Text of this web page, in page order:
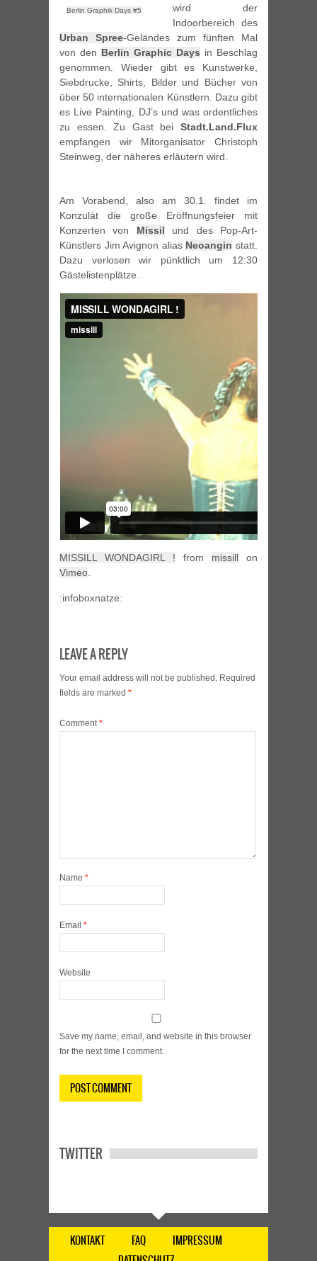
Berlin Graphik Days #5
wird der
Indoorbereich des
Urban Spree-Geländes zum fünften Mal
von den Berlin Graphic Days in Beschlag
genommen. Wieder gibt es Kunstwerke,
Siebdrucke, Shirts, Bilder und Bücher von
über 50 internationalen Künstlern. Dazu gibt
es Live Painting, DJ’s und was ordentliches
zu essen. Zu Gast bei Stadt.Land.Flux
empfangen wir Mitorganisator Christoph
Steinweg, der näheres erläutern wird.
Am Vorabend, also am 30.1. findet im
Konzulát die große Eröffnungsfeier mit
Konzerten von Missil und des Pop-Art-
Künstlers Jim Avignon alias Neoangin statt.
Dazu verlosen wir pünktlich um 12:30
Gästelistenplätze.
MISSILL WONDAGIRL ! from missill on
Vimeo.
:infoboxnatze:
LEAVE A REPLY
Your email address will not be published. Required
fields are marked *
Comment*
Name *
Email *
Website
Save my name, email, and website in this browser
for the next time I comment.
TWITTER
KONTAKT FAQ
IMPRESSUM